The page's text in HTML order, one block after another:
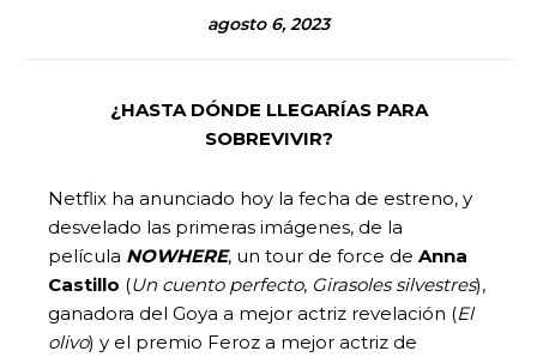
agosto 6, 2023
¿HASTA DÓNDE LLEGARÍAS PARA
SOBREVIVIR?
Netflix ha anunciado hoy la fecha de estreno, y
desvelado las primeras imágenes, de la
película NOWHERE, un tour de force de Anna
Castillo (Un cuento perfecto, Girasoles silvestres),
ganadora del Goya a mejor actriz revelación (El
olivo) y el premio Feroz a mejor actriz de